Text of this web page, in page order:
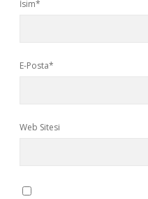
İsim*
E-Posta*
Web Sitesi